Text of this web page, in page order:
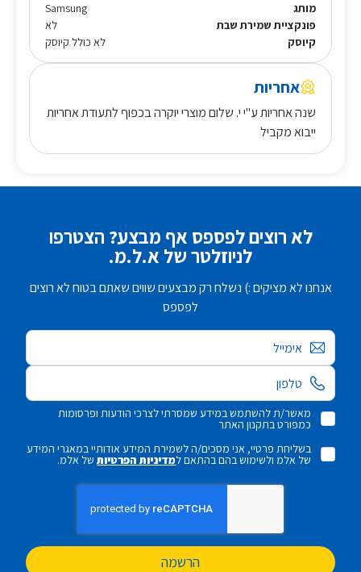
מותג
Samsung
פונקציית שמירת שבת
לא
קיוסק
לא כולל קיוסק
אחריות
שנה אחריות ע"י י. שלום מוצרי יוקרה בכפוף לתעודת אחריות
ייבוא מקביל
לא רוצים לפספס אף מבצע? הצטרפו
לניוזלטר של א.ל.מ.
אנחנו לא מציקים :) נשלח רק מבצעים שווים שאתם בטוח לא רוצים
לפספס
אימייל
מאשר/ת להשתמש במידע שמסרתי לצרכי הודעות ופרסומות
כמפורט בתקנון האתר
בשליחת פרטיי, אני מסכים/ה לשמירת המידע אודותיי במאגרי המידע
של אלמ ולשימוש בהם בהתאם למדיניות הפרטיותשל אלמ.
הרשמה